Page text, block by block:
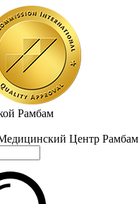
Рамбам
Центр Рамбам